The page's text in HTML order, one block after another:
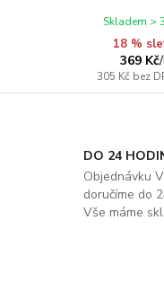
18 %
369 Kč/
305 Kč bez
Skladem >
DO 24
Objednávku
doručíme do
Vše máme